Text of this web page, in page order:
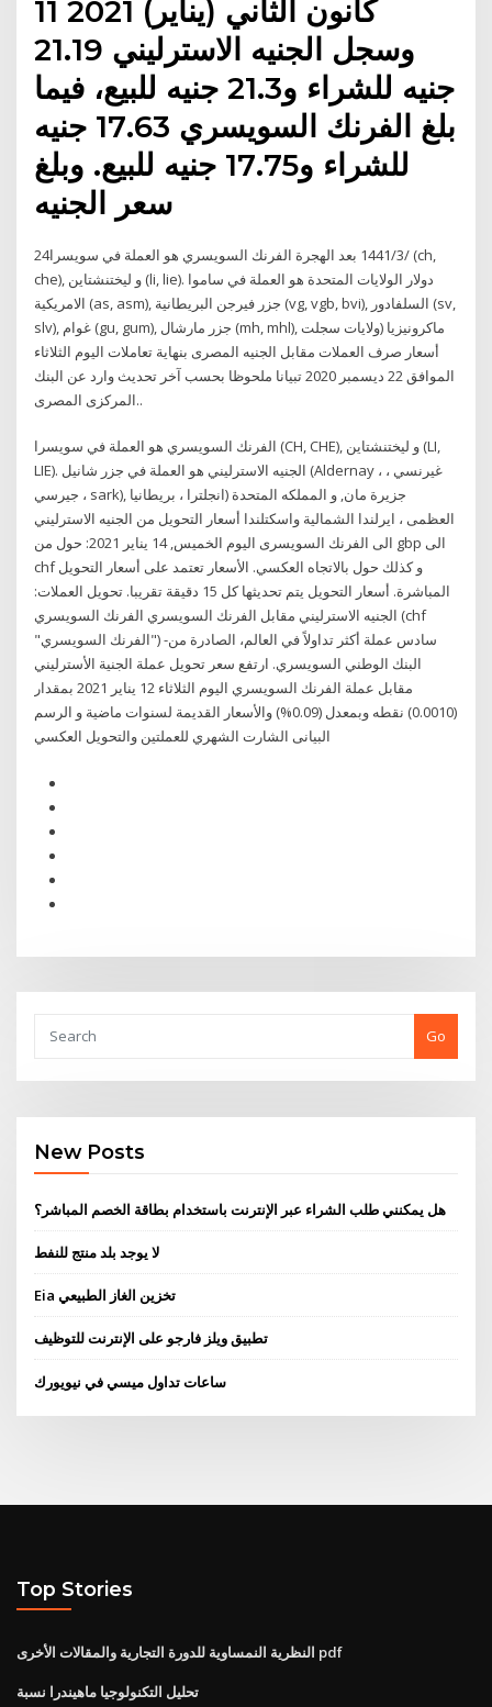
11 كانون الثاني (يناير) 2021
وسجل الجنيه الاسترليني 21.19
جنيه للشراء و21.3 جنيه للبيع، فيما
بلغ الفرنك السويسري 17.63 جنيه
للشراء و17.75 جنيه للبيع. وبلغ
24‏‏/3‏‏/1441 بعد الهجرة الفرنك السويسري هو العملة في سويسرا (ch,
che), و ليختنشتاين (li, lie). دولار الولايات المتحدة هو العملة في ساموا
الامريكية (as, asm), جزر فيرجن البريطانية (vg, vgb, bvi), السلفادور (sv,
slv), غوام (gu, gum), جزر مارشال (mh, mhl), ماكرونيزيا (ولايات سجلت
أسعار صرف العملات مقابل الجنيه المصرى بنهاية تعاملات اليوم الثلاثاء
الموافق 22 ديسمبر 2020 تبيانا ملحوظا بحسب آخر تحديث وارد عن البنك
المركزى المصرى..
الفرنك السويسري هو العملة في سويسرا (CH, CHE), و ليختنشتاين (LI,
LIE). الجنيه الاسترليني هو العملة في جزر شانيل (Aldernay ، غيرنسي ،
جيرسي ، sark), جزيرة مان, و المملكه المتحدة (انجلترا ، بريطانيا
العظمى ، ايرلندا الشمالية واسكتلندا أسعار التحويل من الجنيه الاسترليني
الى الفرنك السويسرى اليوم الخميس, 14 يناير 2021: حول من gbp الى
chf و كذلك حول بالاتجاه العكسي. الأسعار تعتمد على أسعار التحويل
المباشرة. أسعار التحويل يتم تحديثها كل 15 دقيقة تقريبا. تحويل العملات:
الجنيه الاسترليني مقابل الفرنك السويسري الفرنك السويسري (chf
"الفرنك السويسري") -سادس عملة أكثر تداولاً في العالم، الصادرة من
البنك الوطني السويسري. ارتفع سعر تحويل عملة الجنية الأسترليني
مقابل عملة الفرنك السويسري اليوم الثلاثاء 12 يناير 2021 بمقدار
(0.0010) نقطه وبمعدل (0.09%) والأسعار القديمة لسنوات ماضية و الرسم
البيانى الشارت الشهري للعملتين والتحويل العكسي
Go
New Posts
هل يمكنني طلب الشراء عبر الإنترنت باستخدام بطاقة الخصم المباشر؟
لا يوجد بلد منتج للنفط
Eia تخزين الغاز الطبيعي
تطبيق ويلز فارجو على الإنترنت للتوظيف
ساعات تداول ميسي في نيويورك
Top Stories
النظرية النمساوية للدورة التجارية والمقالات الأخرى pdf
تحليل التكنولوجيا ماهيندرا نسبة